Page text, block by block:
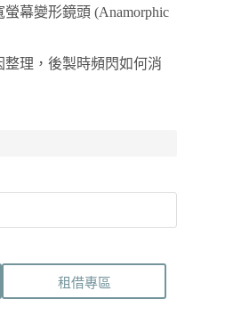
幕變形鏡頭 (Anamorphic
整理，後製時頻閃如何消
租借專區